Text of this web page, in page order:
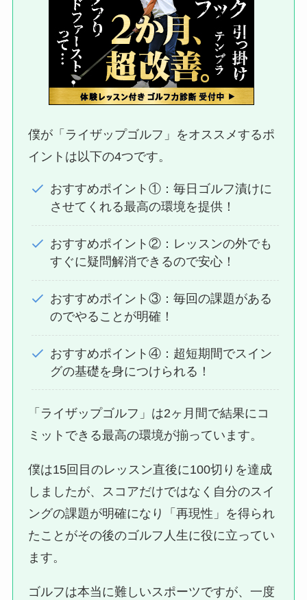
僕が「ライザップゴルフ」をオススメするポ
イントは以下の4つです。
おすすめポイント①：毎日ゴルフ漬けに
させてくれる最高の環境を提供！
おすすめポイント②：レッスンの外でも
すぐに疑問解消できるので安心！
おすすめポイント③：毎回の課題がある
のでやることが明確！
おすすめポイント④：超短期間でスイン
グの基礎を身につけられる！
「ライザップゴルフ」は2ヶ月間で結果にコ
ミットできる最高の環境が揃っています。
僕は15回目のレッスン直後に100切りを達成
しましたが、スコアだけではなく自分のスイ
ングの課題が明確になり「再現性」を得られ
たことがその後のゴルフ人生に役に立ってい
ます。
ゴルフは本当に難しいスポーツですが、一度